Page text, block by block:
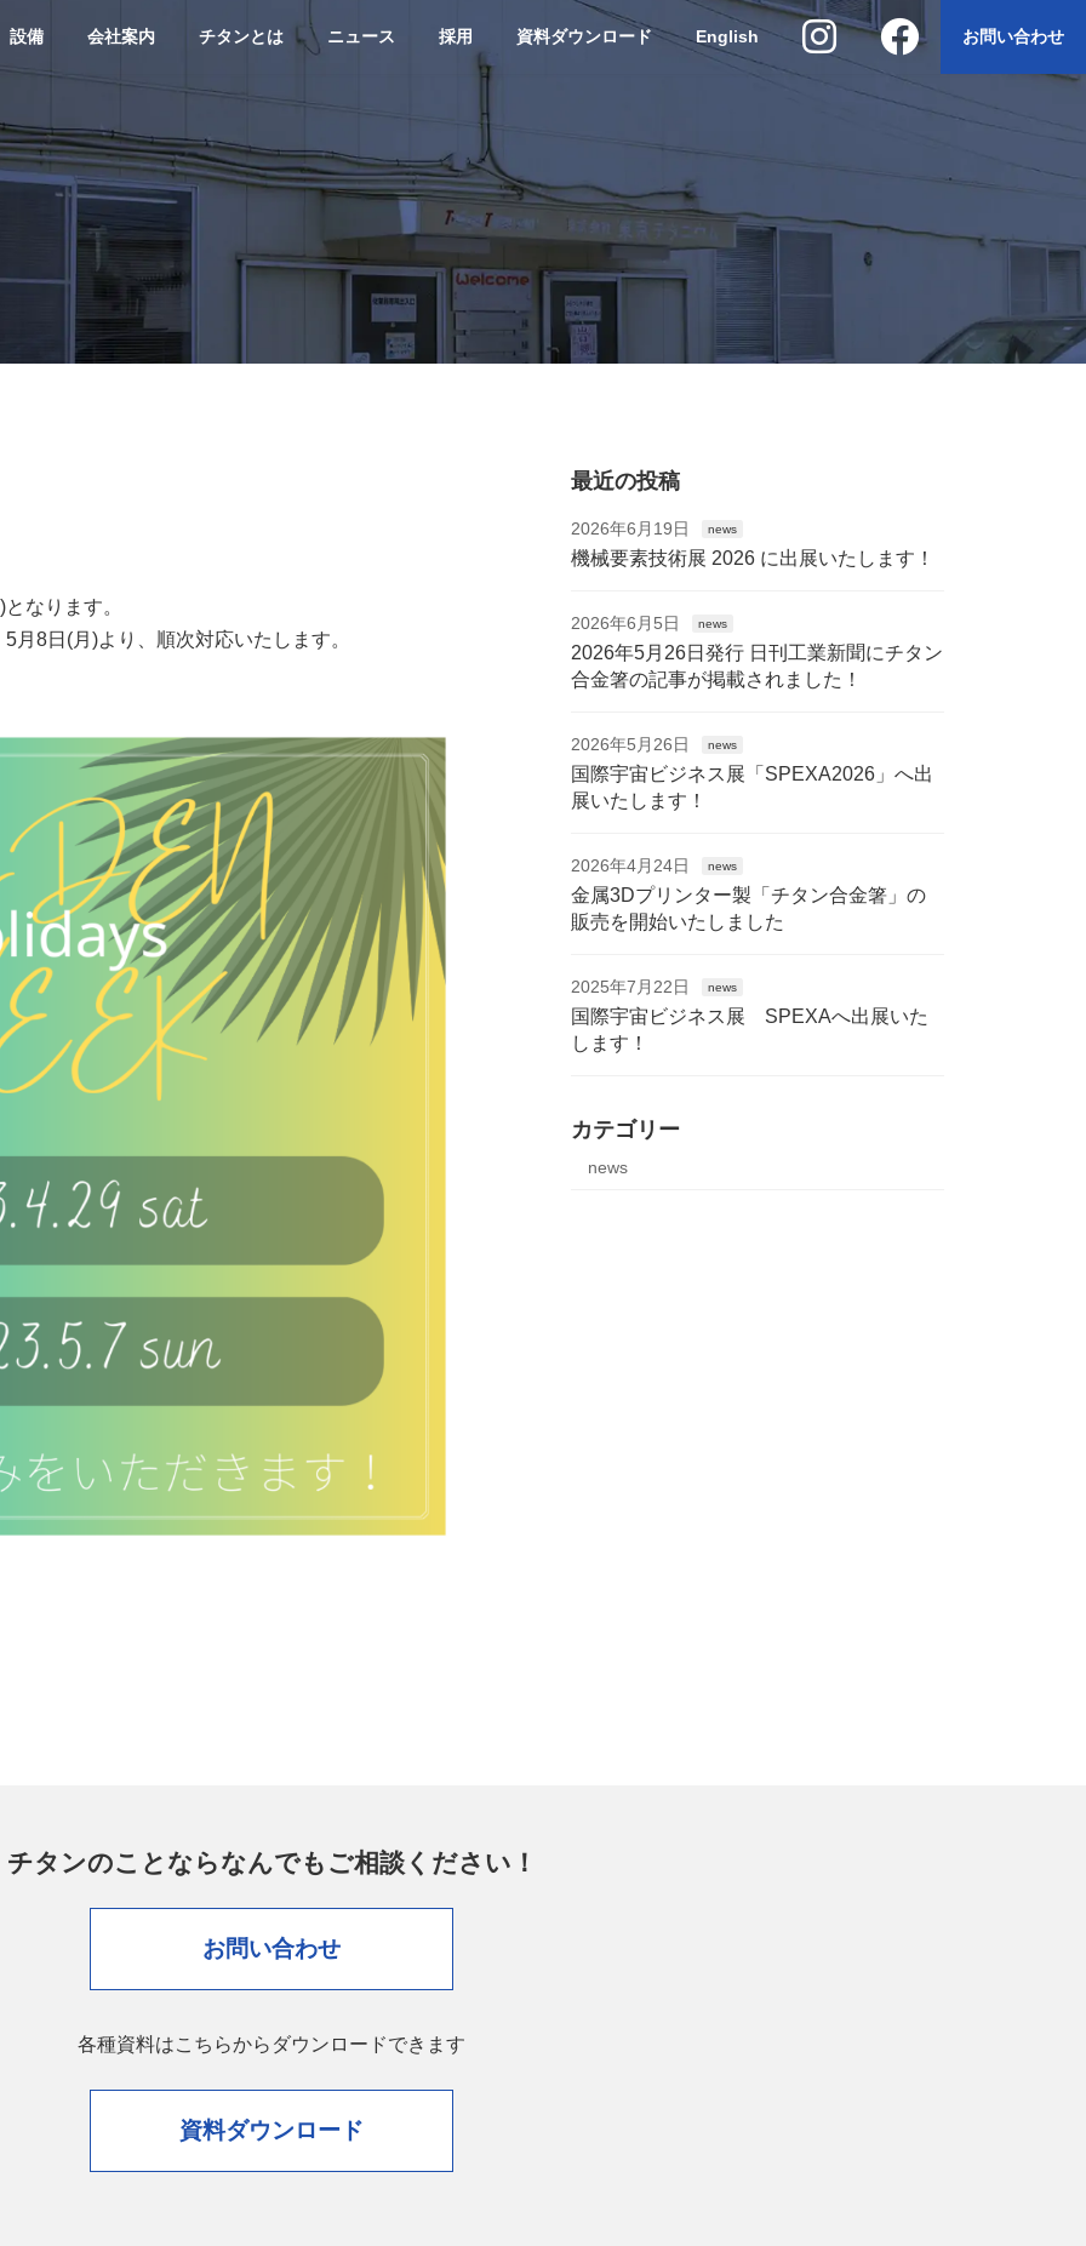
設備 会社案内 チタンとは ニュース 採用 資料ダウンロード English お問い合わせ
なります。
8日(月)より、順次対応いたします。
最近の投稿
2026年6月19日 news
機械要素技術展 2026 に出展いたします！
2026年6月5日 news
2026年5月26日発行 日刊工業新聞にチタン
合金箸の記事が掲載されました！
2026年5月26日 news
国際宇宙ビジネス展「SPEXA2026」へ出
展いたします！
2026年4月24日 news
金属3Dプリンター製「チタン合金箸」の
販売を開始いたしました
2025年7月22日 news
国際宇宙ビジネス展 SPEXAへ出展いた
します！
カテゴリー
news
チタンのことならなんでもご相談ください！
お問い合わせ
各種資料はこちらからダウンロードできます
資料ダウンロード